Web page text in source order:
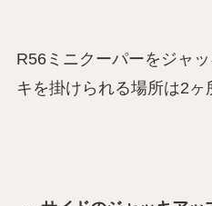
R56ミニクーパーをジャ
キを掛けられる場所は2ヶ